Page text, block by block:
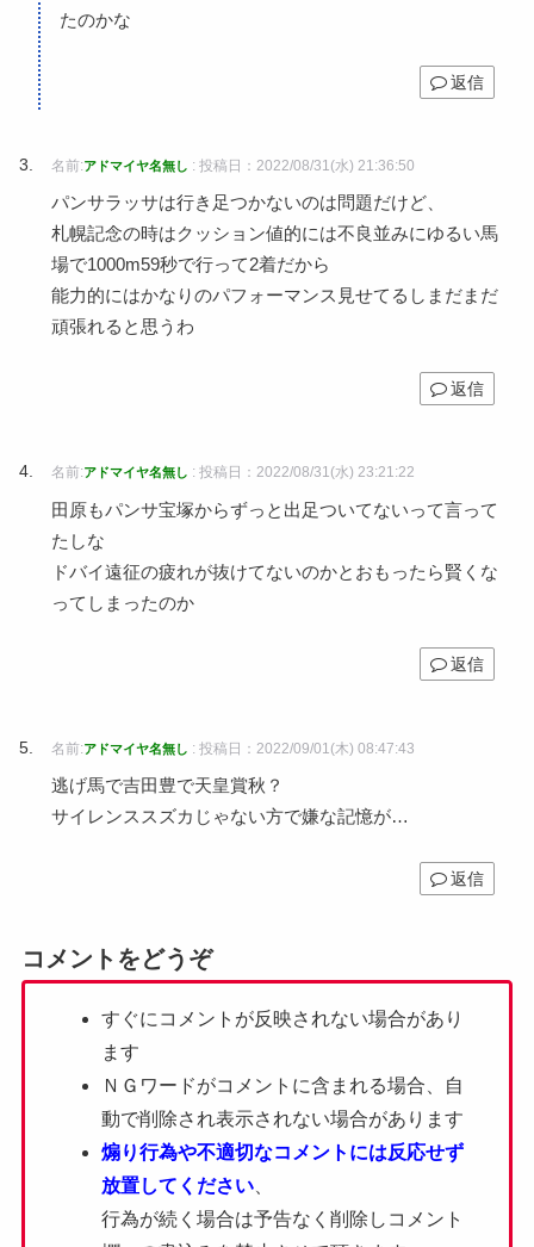
たのかな
返信
名前:アドマイヤ名無し : 投稿日：2022/08/31(水) 21:36:50
パンサラッサは行き足つかないのは問題だけど、
札幌記念の時はクッション値的には不良並みにゆるい馬
場で1000m59秒で行って2着だから
能力的にはかなりのパフォーマンス見せてるしまだまだ
頑張れると思うわ
返信
名前:アドマイヤ名無し : 投稿日：2022/08/31(水) 23:21:22
田原もパンサ宝塚からずっと出足ついてないって言って
たしな
ドバイ遠征の疲れが抜けてないのかとおもったら賢くな
ってしまったのか
返信
名前:アドマイヤ名無し : 投稿日：2022/09/01(木) 08:47:43
逃げ馬で吉田豊で天皇賞秋？
サイレンススズカじゃない方で嫌な記憶が…
返信
コメントをどうぞ
すぐにコメントが反映されない場合があり
ます
ＮＧワードがコメントに含まれる場合、自
動で削除され表示されない場合があります
煽り行為や不適切なコメントには反応せず
放置してください
行為が続く場合は予告なく削除しコメント